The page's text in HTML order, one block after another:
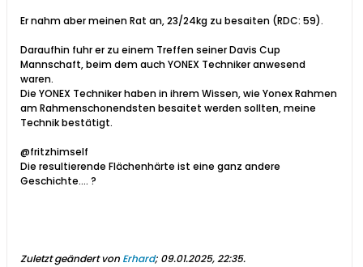
Er nahm aber meinen Rat an, 23/24kg zu besaiten (RDC: 59).
Daraufhin fuhr er zu einem Treffen seiner Davis Cup
Mannschaft, beim dem auch YONEX Techniker anwesend
waren.
Die YONEX Techniker haben in ihrem Wissen, wie Yonex Rahmen
am Rahmenschonendsten besaitet werden sollten, meine
Technik bestätigt.
@fritzhimself
Die resultierende Flächenhärte ist eine ganz andere
Geschichte.... ?
Zuletzt geändert von Erhard; 09.01.2025, 22:35.